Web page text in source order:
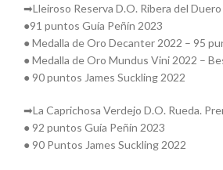
➡Lleiroso Reserva D.O. Ribera del
●91 puntos Guía Peñín 2023
● Medalla de Oro Decanter 2022 – 95
● Medalla de Oro Mundus Vini 2022 –
● 90 puntos James Suckling 2022
➡La Caprichosa Verdejo D.O. Rueda.
● 92 puntos Guía Peñín 2023
● 90 Puntos James Suckling 2022